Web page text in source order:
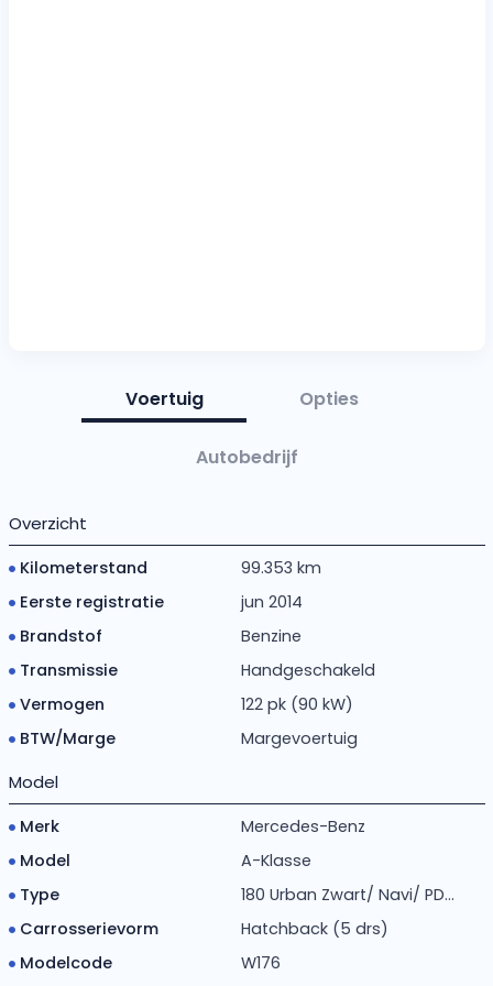
Voertuig Opties
Autobedrijf
Overzicht
Kilometerstand
99.353 km
Eerste registratie
jun 2014
Brandstof
Benzine
Transmissie
Handgeschakeld
Vermogen
122 pk (90 kW)
BTW/Marge
Margevoertuig
Model
Merk
Mercedes-Benz
Model
A-Klasse
Type
180 Urban Zwart/ Navi/ PD...
Carrosserievorm
Hatchback (5 drs)
Modelcode
W176